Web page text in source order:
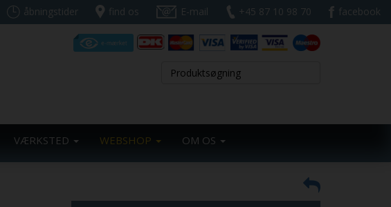
åbningstider find os E-mail +45 87 10 98 70 facebook
VÆRKSTED WEBSHOP OM OS